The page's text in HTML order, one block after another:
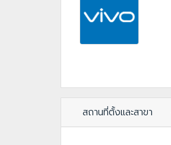
สถานที่ตั้งและสาขา